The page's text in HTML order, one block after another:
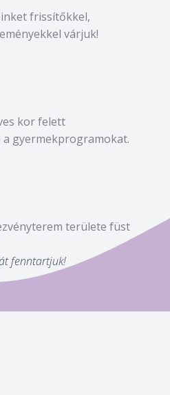
frissítőkkel,
várjuk!
kor felett
gyermekprogramokat.
területe füst
fenntartjuk!